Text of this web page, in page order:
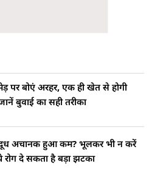
पर बोएं अरहर, एक ही खेत से होगी
बुवाई का सही तरीका
अचानक हुआ कम? भूलकर भी न करें
दे सकता है बड़ा झटका